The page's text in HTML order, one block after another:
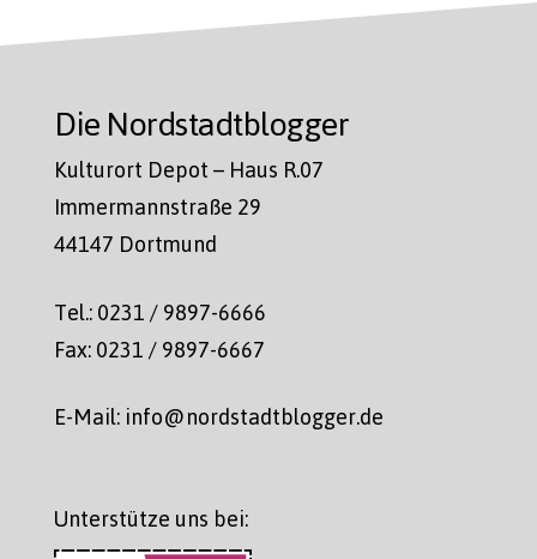
Die Nordstadtblogger
Kulturort Depot – Haus R.07
Immermannstraße 29
44147 Dortmund
Tel.: 0231 / 9897-6666
Fax: 0231 / 9897-6667
E-Mail: info@nordstadtblogger.de
Unterstütze uns bei: